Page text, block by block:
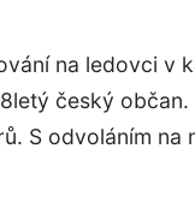
na ledovci v
český
S odvoláním na